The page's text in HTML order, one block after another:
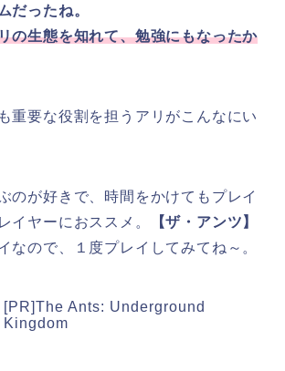
だったね。
の生態を知れて、勉強にもなったか
重要な役割を担うアリがこんなにい
のが好きで、時間をかけてもプレイ
イヤーにおススメ。
【ザ・アンツ】
なので、１度プレイしてみてね～。
[PR]The Ants: Underground
Kingdom